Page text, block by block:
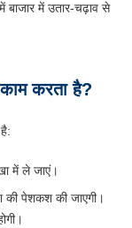
में उतार-चढ़ाव से
करता है?
में ले जाएं।
पेशकश की जाएगी।